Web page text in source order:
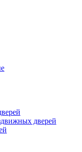
дверей